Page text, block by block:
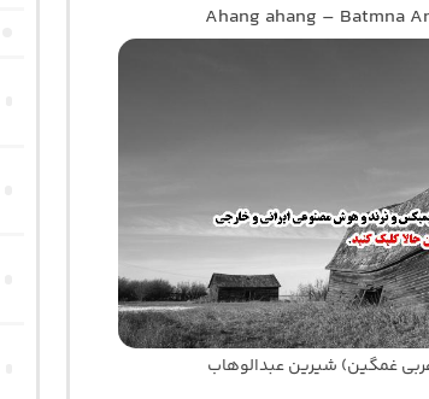
Ahang ahang – Batmna
غمگین) شیرین عبدالوهاب